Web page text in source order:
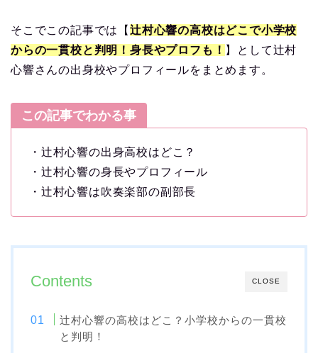
そこでこの記事では【 辻村心響の高校はどこで小学校
からの一貫校と判明！身長やプロフも！ 】として辻村
心響さんの出身校やプロフィールをまとめます。
この記事でわかる事
・辻村心響の出身高校はどこ？
・辻村心響の身長やプロフィール
・辻村心響は吹奏楽部の副部長
CLOSE
Contents
辻村心響の高校はどこ？小学校からの一貫校
と判明！